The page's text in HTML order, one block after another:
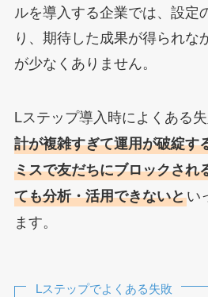
ルを導入する企業では、設定
り、期待した成果が得られな
が少なくありません。
Lステップ導入時によくある失
計が複雑すぎて運用が破綻す
ミスで友だちにブロックされ
ても分析・活用できないとい
ます。
Lステップでよくある失敗